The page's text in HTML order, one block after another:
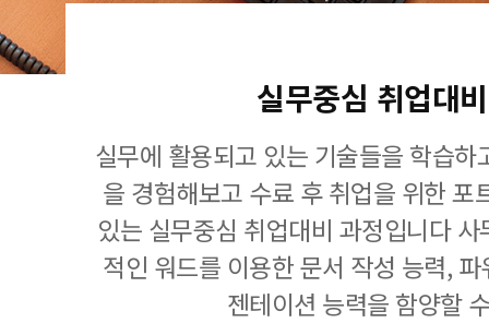
실무중심 취업대
실무에 활용되고 있는 기술들을 학습
을 경험해보고 수료 후 취업을 위한 포
있는 실무중심 취업대비 과정입니다
적인 워드를 이용한 문서 작성 능력,
젠테이션 능력을 함양할